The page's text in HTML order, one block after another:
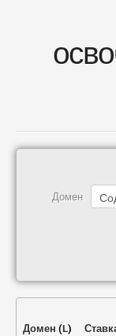
Домен
Домен (L)